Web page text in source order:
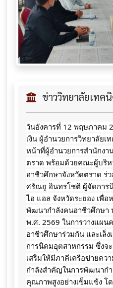
ข่าววิทยาลัยเทค
วันอังคารที่ 12 พฤษภาคม
เงิน ผู้อำนวยการวิทยาลัย
หน้าที่ผู้อำนวยการสำนักงา
ตราด พร้อมด้วยคณะผู้บริห
อาชีวศึกษาจังหวัดตราด ร่
ศรัณยู อินทรโชติ ผู้จัดการ
ไอ แอล จังหวัดระยอง เพื่อ
พัฒนากำลังคนอาชีวศึกษา
พ.ศ. 2569 ในการวางแผน
อาชีวศึกษาร่วมกัน และเล็
การนิคมอุตสาหกรรม ซึ่งจ
เสริมให้มีภาคีเครือข่ายคว
กำลังสำคัญในการพัฒนาก
คุณภาพสูงอย่างเข็มแข้ง โ